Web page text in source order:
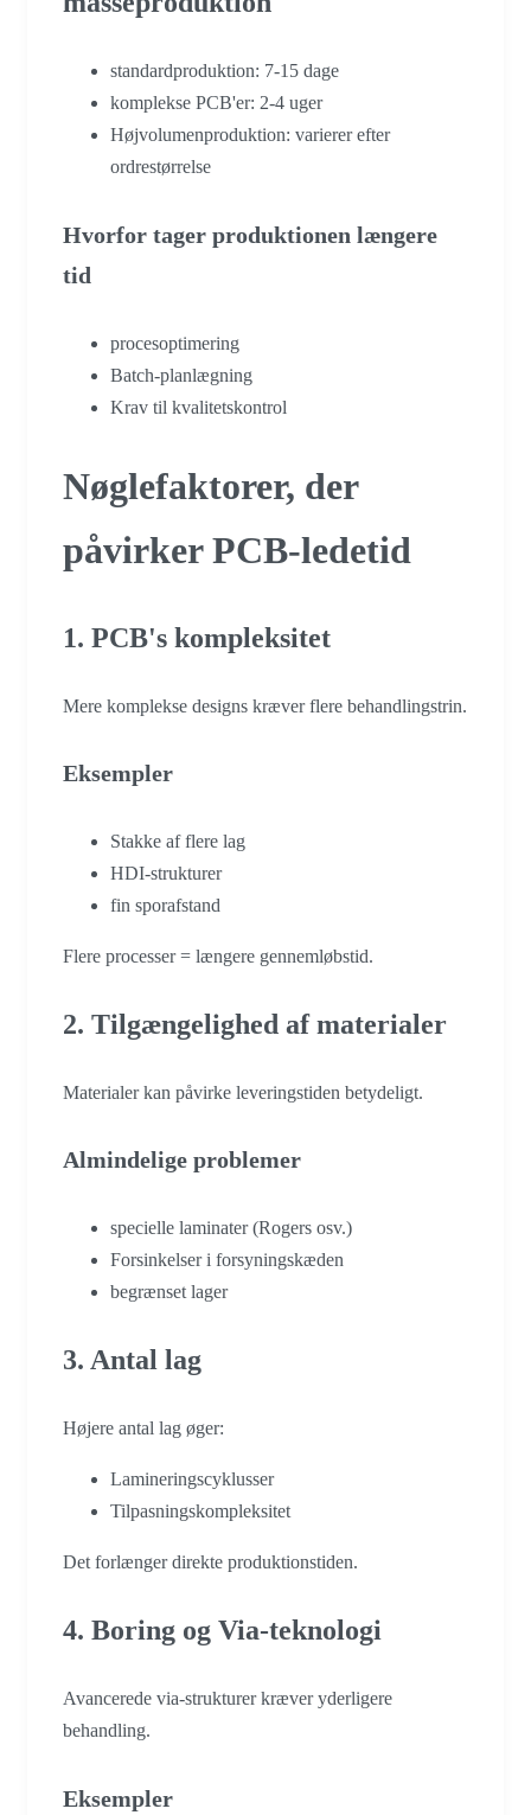
standardproduktion: 7-15 dage
komplekse PCB'er: 2-4 uger
Højvolumenproduktion: varierer efter
ordrestørrelse
Hvorfor tager produktionen længere
tid
procesoptimering
Batch-planlægning
Krav til kvalitetskontrol
Nøglefaktorer, der
påvirker PCB-ledetid
1. PCB's kompleksitet
Mere komplekse designs kræver flere behandlingstrin.
Eksempler
Stakke af flere lag
HDI-strukturer
fin sporafstand
Flere processer = længere gennemløbstid.
2. Tilgængelighed af materialer
Materialer kan påvirke leveringstiden betydeligt.
Almindelige problemer
specielle laminater (Rogers osv.)
Forsinkelser i forsyningskæden
begrænset lager
3. Antal lag
Højere antal lag øger:
Lamineringscyklusser
Tilpasningskompleksitet
Det forlænger direkte produktionstiden.
4. Boring og Via-teknologi
Avancerede via-strukturer kræver yderligere
behandling.
Eksempler